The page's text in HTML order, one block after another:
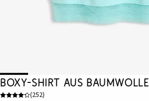
Boxy-Shirt aus Baumwolle
(252)